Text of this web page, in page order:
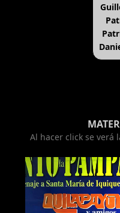
Al hacer click se verá